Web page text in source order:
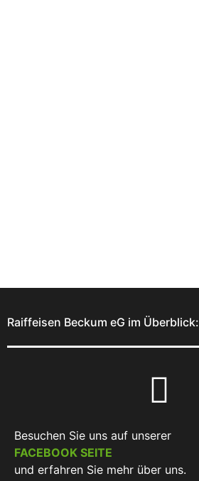
Raiffeisen Beckum eG im Überblick:
Besuchen Sie uns auf unserer
FACEBOOK SEITE
und erfahren Sie mehr über uns.